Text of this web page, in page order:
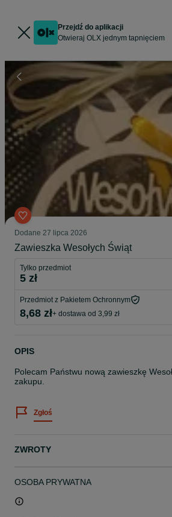
Przejdź do aplikacji
Otwieraj OLX jednym tapnięciem
Dodane 27 lipca 2026
Zawieszka Wesołych Świąt
Tylko przedmiot
5 zł
Przedmiot z Pakietem Ochronnym
8,68 zł+ dostawa od 3,99 zł
OPIS
Polecam Państwu nową zawieszkę
zakupu.
Zgłoś
ZWROTY
OSOBA PRYWATNA